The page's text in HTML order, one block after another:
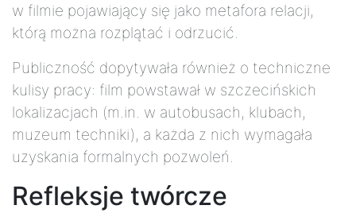
w filmie pojawiający się jako metafora relacji,
którą można rozplątać i odrzucić.
Publiczność dopytywała również o techniczne
kulisy pracy: film powstawał w szczecińskich
lokalizacjach (m.in. w autobusach, klubach,
muzeum techniki), a każda z nich wymagała
uzyskania formalnych pozwoleń.
Refleksje twórcze